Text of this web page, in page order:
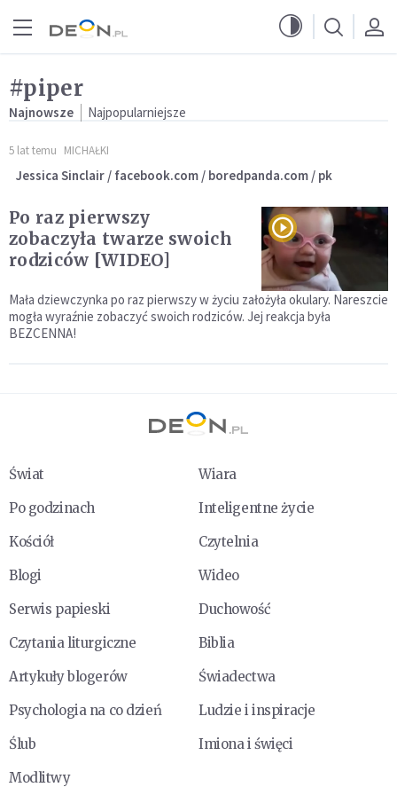
#piper
Najnowsze Najpopularniejsze
5 lat temu MICHAŁKI
Jessica Sinclair / facebook.com / boredpanda.com / pk
Po raz pierwszy
zobaczyła twarze swoich
rodziców [WIDEO]
Mała dziewczynka po raz pierwszy w życiu założyła okulary. Nareszcie
mogła wyraźnie zobaczyć swoich rodziców. Jej reakcja była
BEZCENNA!
Świat
Wiara
Po godzinach
Inteligentne życie
Kościół
Czytelnia
Blogi
Wideo
Serwis papieski
Duchowość
Czytania liturgiczne
Biblia
Artykuły blogerów
Świadectwa
Psychologia na co dzień
Ludzie i inspiracje
Ślub
Imiona i święci
Modlitwy